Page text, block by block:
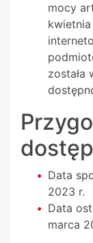
mocy
została
Data
2023 r.
Data
marca